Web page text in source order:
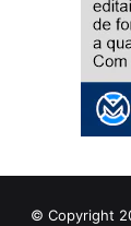
© Copyright